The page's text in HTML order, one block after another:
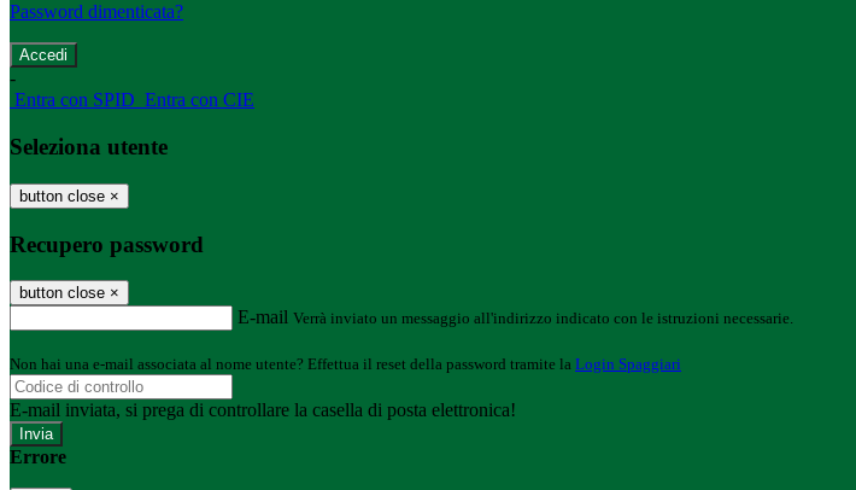
Password dimenticata?
-
Entra con SPID Entra con CIE
Seleziona utente
button close ×
Recupero password
button close ×
E-mail Verrà inviato un messaggio all'indirizzo indicato con le istruzioni necessarie.
Non hai una e-mail associata al nome utente? Effettua il reset della password tramite la Login Spaggiari
E-mail inviata, si prega di controllare la casella di posta elettronica!
Errore